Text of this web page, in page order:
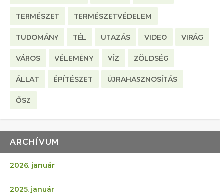
TERMÉSZET TERMÉSZETVÉDELEM
TUDOMÁNY TÉL UTAZÁS VIDEO VIRÁG
VÁROS VÉLEMÉNY VÍZ ZÖLDSÉG
ÁLLAT ÉPÍTÉSZET ÚJRAHASZNOSÍTÁS
ŐSZ
ARCHÍVUM
2026. január
2025. január